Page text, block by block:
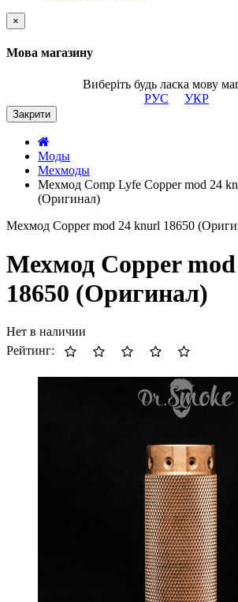
×
Мова магазину
Виберіть будь ласка мову
РУС
УКР
Закрити
Моды
Мехмоды
Мехмод Comp Lyfe Copper mod 24
(Оригинал)
Мехмод Copper mod 24 knurl 18650
Мехмод Copper
18650 (Оригинал)
Нет в наличии
Рейтинг: